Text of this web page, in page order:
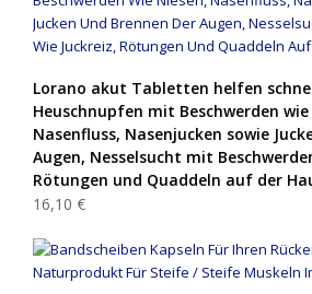
Lorano akut Tabletten helfen
Heuschnupfen mit Beschwerden wie
Nasenfluss, Nasenjucken sowie
Augen, Nesselsucht mit
Rötungen und Quaddeln auf der
16,10 €